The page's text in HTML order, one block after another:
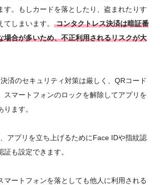
す。もしカードを落としたり、盗まれたりす
しまいます。 コンタクトレス決済は暗証番
場合が多いため、不正利用されるリスクが大
済のセキュリティ対策は厳しく、QRコード
スマートフォンのロックを解除してアプリを
ます。
アプリを立ち上げるためにFace IDや指紋認
も設定できます。
マートフォンを落としても他人に利用される